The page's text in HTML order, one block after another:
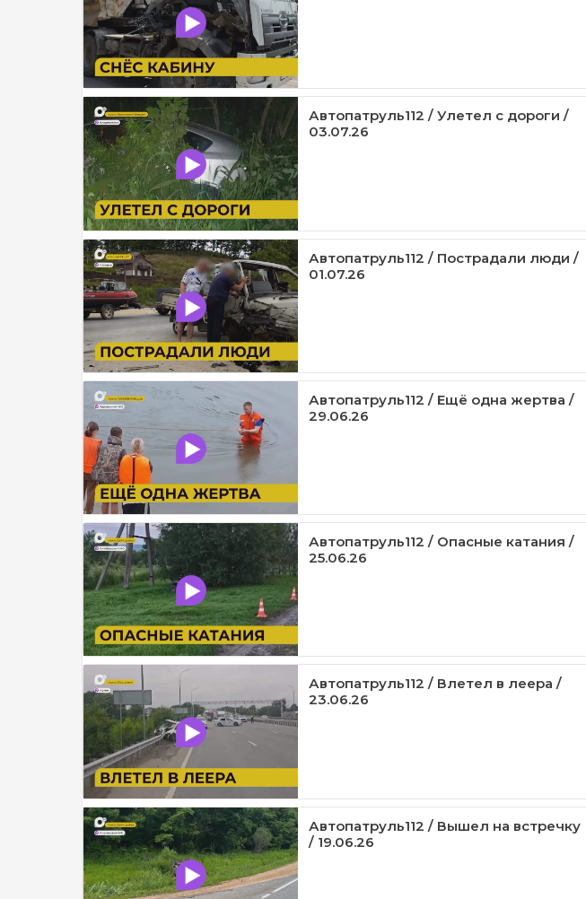
Автопатруль112 / Улетел с дороги /
03.07.26
Автопатруль112 / Пострадали люди /
01.07.26
Автопатруль112 / Ещё одна жертва /
29.06.26
Автопатруль112 / Опасные катания /
25.06.26
Автопатруль112 / Влетел в леера /
23.06.26
Автопатруль112 / Вышел на встречку
/ 19.06.26